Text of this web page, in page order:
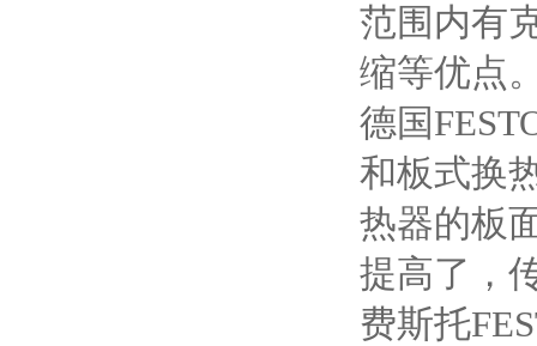
范围内有
缩等优点
德国
和板式换
热器的板
提高了，
费斯托